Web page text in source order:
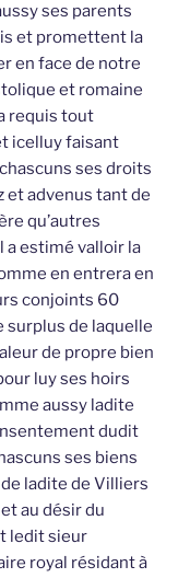
ses parents
et promettent la
en face de notre
et romaine
requis tout
icelluy faisant
ses droits
et advenus tant de
qu’autres
a estimé valloir la
en entrera en
conjoints 60
surplus de laquelle
de propre bien
luy ses hoirs
aussy ladite
dudit
ses biens
ladite de Villiers
au désir du
ledit sieur
royal résidant à